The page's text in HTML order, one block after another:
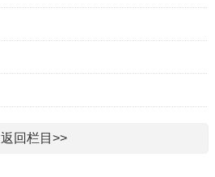
返回栏目>>